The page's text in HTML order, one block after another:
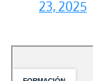
23, 2025